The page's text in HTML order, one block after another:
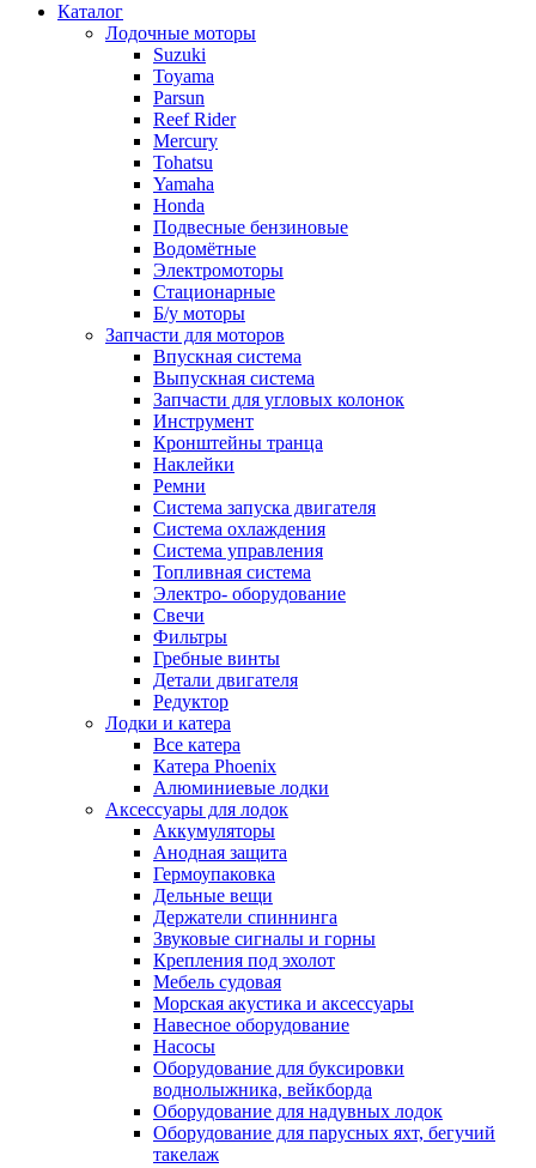
Каталог
Лодочные моторы
Suzuki
Toyama
Parsun
Reef Rider
Mercury
Tohatsu
Yamaha
Honda
Подвесные бензиновые
Водомётные
Электромоторы
Стационарные
Б/у моторы
Запчасти для моторов
Впускная система
Выпускная система
Запчасти для угловых колонок
Инструмент
Кронштейны транца
Наклейки
Ремни
Система запуска двигателя
Система охлаждения
Система управления
Топливная система
Электро- оборудование
Свечи
Фильтры
Гребные винты
Детали двигателя
Редуктор
Лодки и катера
Все катера
Катера Phoenix
Алюминиевые лодки
Аксессуары для лодок
Аккумуляторы
Анодная защита
Гермоупаковка
Дельные вещи
Держатели спиннинга
Звуковые сигналы и горны
Крепления под эхолот
Мебель судовая
Морская акустика и аксессуары
Навесное оборудование
Насосы
Оборудование для буксировки
воднолыжника, вейкборда
Оборудование для надувных лодок
Оборудование для парусных яхт, бегучий
такелаж